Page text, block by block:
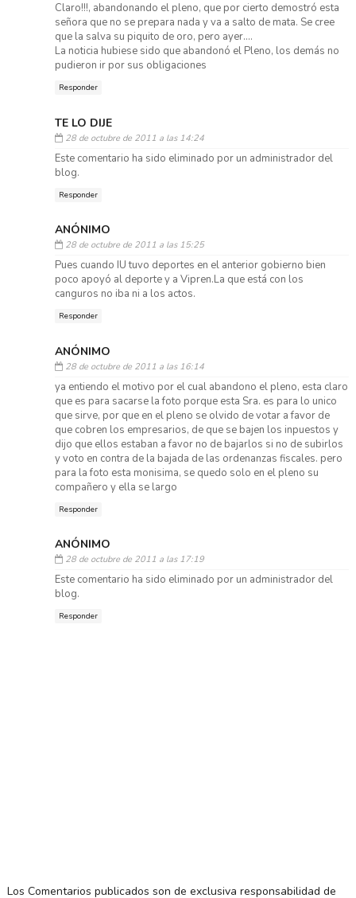
Claro!!!, abandonando el pleno, que por cierto demostró esta
señora que no se prepara nada y va a salto de mata. Se cree
que la salva su piquito de oro, pero ayer....
La noticia hubiese sido que abandonó el Pleno, los demás no
pudieron ir por sus obligaciones
Responder
TE LO DIJE
28 de octubre de 2011 a las 14:24
Este comentario ha sido eliminado por un administrador del
blog.
Responder
ANÓNIMO
28 de octubre de 2011 a las 15:25
Pues cuando IU tuvo deportes en el anterior gobierno bien
poco apoyó al deporte y a Vipren.La que está con los
canguros no iba ni a los actos.
Responder
ANÓNIMO
28 de octubre de 2011 a las 16:14
ya entiendo el motivo por el cual abandono el pleno, esta claro
que es para sacarse la foto porque esta Sra. es para lo unico
que sirve, por que en el pleno se olvido de votar a favor de
que cobren los empresarios, de que se bajen los inpuestos y
dijo que ellos estaban a favor no de bajarlos si no de subirlos
y voto en contra de la bajada de las ordenanzas fiscales. pero
para la foto esta monisima, se quedo solo en el pleno su
compañero y ella se largo
Responder
ANÓNIMO
28 de octubre de 2011 a las 17:19
Este comentario ha sido eliminado por un administrador del
blog.
Responder
Los Comentarios publicados son de exclusiva responsabilidad de